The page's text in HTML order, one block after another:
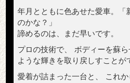
年月とともに色あせた愛車。「
のかな？」
諦めるのは、まだ早いです。
プロの技術で、 ボディーを蘇
ような輝きを取り戻しすことが
愛着が詰まった一台と、 これ